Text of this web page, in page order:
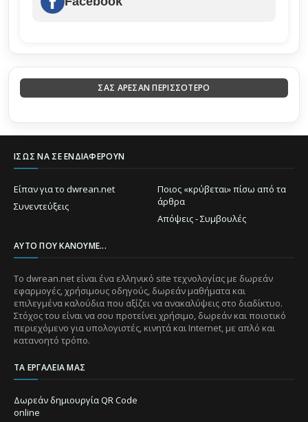
ΣΑΣ ΑΡΕΣΑΝ ΠΕΡΙΣΣΟΤΕΡΟ
ΊΣΩΣ ΝΑ ΣΕ ΕΝΔΙΑΦΈΡΟΥΝ
Είπαν για το dwrean.net
Ποιος «κρύβεται» πίσω από τα
άρθρα
Συνεντεύξεις
Απόψεις - Συμβουλές
ΑΥΤΌ ΠΟΥ ΚΆΝΟΥΜΕ...
Το dwrean.net είναι ένα ελληνικό site τεχνολογίας με δωρεάν
εφαρμογές, χρήσιμους οδηγούς, δωρεάν μαθήματα και
επιλεγμένα καλούδια που αξίζει να ανακαλύψεις στο διαδίκτυο.
Στόχος του είναι να σου προτείνει χρήσιμο, δωρεάν και ποιοτικό
περιεχόμενο για υπολογιστές, κινητά και Internet, με απλό και
κατανοητό τρόπο.
ΤΑ ΕΡΓΑΛΕΊΑ ΜΑΣ
Δωρεάν δημιουργία QR Code
online